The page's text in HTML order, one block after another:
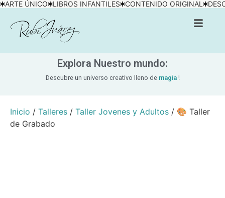
ARTE ÚNICO LIBROS INFANTILES CONTENIDO ORIGINAL
Explora Nuestro mundo:
Descubre un universo creativo lleno de magia !
Inicio / Talleres / Taller Jovenes y Adultos / 🎨 Taller
de Grabado